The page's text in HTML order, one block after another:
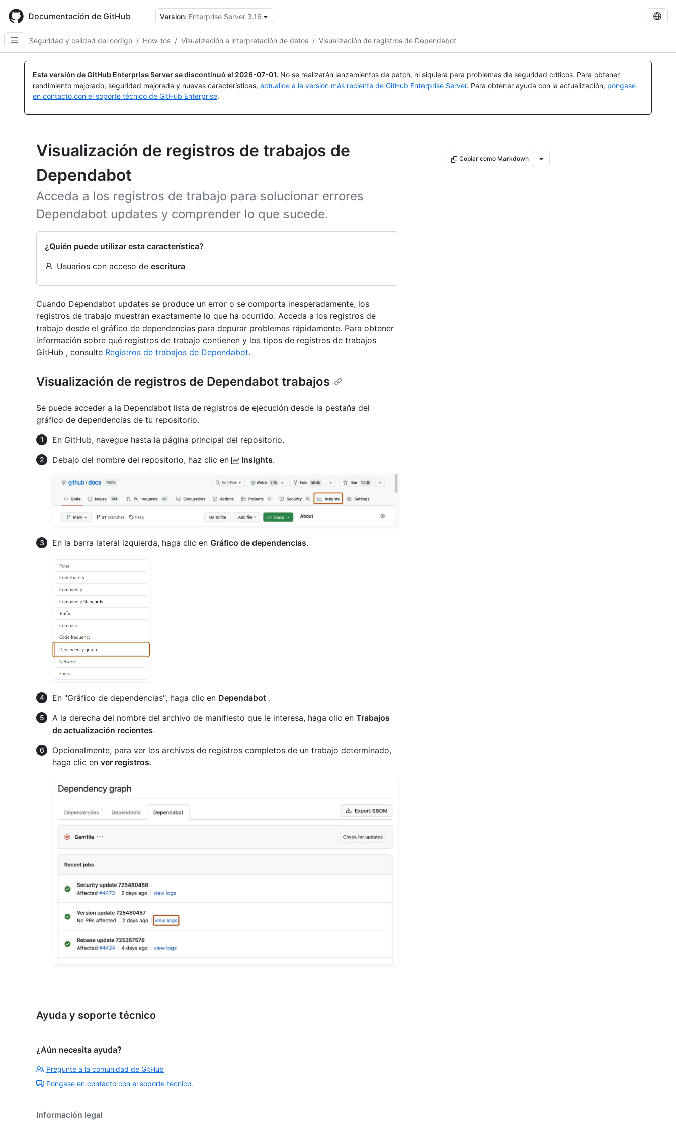
main
content
Documentación de GitHub Version: Enterprise Server 3.16
Seguridad y calidad del código / How-tos / Visualización e interpretación de datos / Visualización de registros de Dependabot
Esta versión de GitHub Enterprise Server se discontinuó el 2026-07-01. No se realizarán lanzamientos de patch, ni siquiera para problemas de seguridad críticos. Para obtener
rendimiento mejorado, seguridad mejorada y nuevas características, actualice a la versión más reciente de GitHub Enterprise Server. Para obtener ayuda con la actualización, póngase
en contacto con el soporte técnico de GitHub Enterprise.
Visualización de registros de trabajos de
Dependabot
Acceda a los registros de trabajo para solucionar errores
Dependabot updates y comprender lo que sucede.
¿Quién puede utilizar esta característica?
Usuarios con acceso de escritura
Copiar como Markdown
Cuando Dependabot updates se produce un error o se comporta inesperadamente, los
registros de trabajo muestran exactamente lo que ha ocurrido. Acceda a los registros de
trabajo desde el gráfico de dependencias para depurar problemas rápidamente. Para obtener
información sobre qué registros de trabajo contienen y los tipos de registros de trabajos
GitHub , consulte Registros de trabajos de Dependabot.
Visualización de registros de Dependabot trabajos
Se puede acceder a la Dependabot lista de registros de ejecución desde la pestaña del
gráfico de dependencias de tu repositorio.
En GitHub, navegue hasta la página principal del repositorio.
Debajo del nombre del repositorio, haz clic en
Insights.
En la barra lateral izquierda, haga clic en Gráfico de dependencias.
En "Gráfico de dependencias", haga clic en Dependabot .
A la derecha del nombre del archivo de manifiesto que le interesa, haga clic en Trabajos
de actualización recientes.
Opcionalmente, para ver los archivos de registros completos de un trabajo determinado,
haga clic en ver registros.
Ayuda y soporte técnico
¿Aún necesita ayuda?
Pregunte a la comunidad de GitHub
Póngase en contacto con el soporte técnico.
Información legal